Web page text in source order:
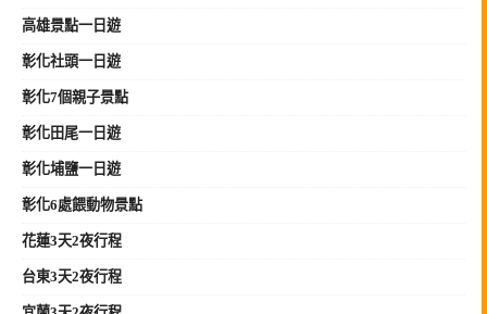
高雄景點一日遊
彰化社頭一日遊
彰化7個親子景點
彰化田尾一日遊
彰化埔鹽一日遊
彰化6處餵動物景點
花蓮3天2夜行程
台東3天2夜行程